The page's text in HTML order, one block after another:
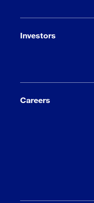
Investors
Careers